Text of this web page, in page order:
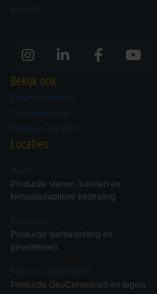
Bekijk ook
Duurzaamheid
Tuininspiratie
Werken bij MBI
Locaties
Aalst
Productie stenen, banden en
klimaatadaptieve bestrating
Kampen
Productie sierbestrating en
gevelstenen
Nieuw-Lekkerland
Productie GeoCeramica® en tegels